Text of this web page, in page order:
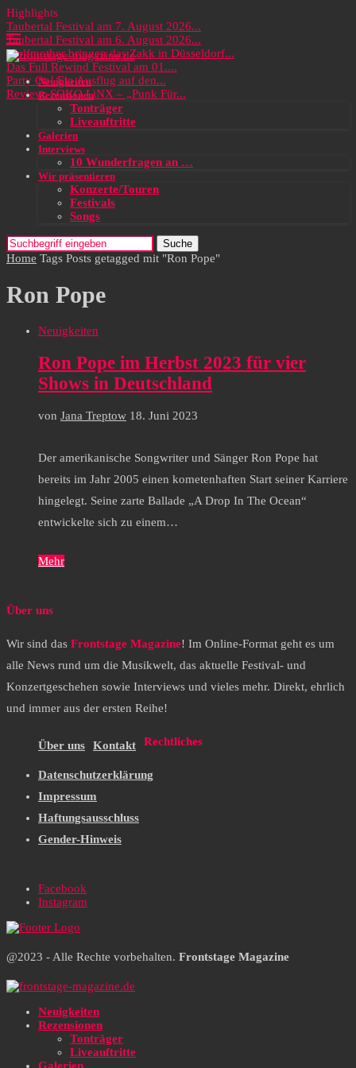
Highlights
Taubertal Festival am 7. August 2026...
Taubertal Festival am 6. August 2026...
Wolfmother bringen das Zakk in Düsseldorf...
Das Full Rewind Festival am 01....
Party On! Ein Ausflug auf den...
Review: SOKO LiNX – „Punk Für...
Neuigkeiten
Rezensionen
Tonträger
Liveauftritte
Galerien
Interviews
10 Wunderfragen an …
Wir präsentieren
Konzerte/Touren
Festivals
Songs
Suche
Home Tags Posts getagged mit "Ron Pope"
Ron Pope
Neuigkeiten
Ron Pope im Herbst 2023 für vier
Shows in Deutschland
von Jana Treptow 18. Juni 2023
Der amerikanische Songwriter und Sänger Ron Pope hat
bereits im Jahr 2005 einen kometenhaften Start seiner Karriere
hingelegt. Seine zarte Ballade „A Drop In The Ocean“
entwickelte sich zu einem…
Mehr
Über uns
Wir sind das Frontstage Magazine! Im Online-Format geht es um
alle News rund um die Musikwelt, das aktuelle Festival- und
Konzertgeschehen sowie Interviews und vieles mehr. Direkt, ehrlich
und immer aus der ersten Reihe!
Über uns Kontakt Rechtliches
Datenschutzerklärung
Impressum
Haftungsausschluss
Gender-Hinweis
Facebook
Instagram
@2023 - Alle Rechte vorbehalten. Frontstage Magazine
Neuigkeiten
Rezensionen
Tonträger
Liveauftritte